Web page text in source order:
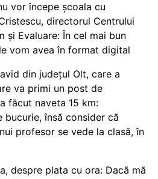
vor începe școala cu
directorul Centrului
și Evaluare: În cel mai bun
vom avea în format digital
din județul Olt, care a
va primi un post de
făcut naveta 15 km:
bucurie, însă consider că
profesor se vede la clasă, în
despre plata cu ora: Dacă mă